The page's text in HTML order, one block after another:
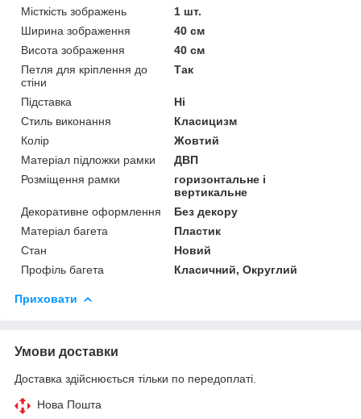
Місткість зображень
1 шт.
Ширина зображення
40 см
Висота зображення
40 см
Петля для кріплення до
стіни
Так
Підставка
Ні
Стиль виконання
Класицизм
Колір
Жовтий
Матеріал підложки рамки
ДВП
Розміщення рамки
горизонтальне і
вертикальне
Декоративне оформлення
Без декору
Матеріал багета
Пластик
Стан
Новий
Профіль багета
Класичний, Округлий
Приховати
Умови доставки
Доставка здійснюється тільки по передоплаті.
Нова Пошта